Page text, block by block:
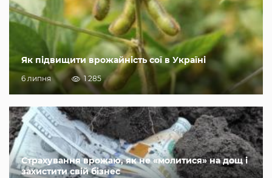
Як підвищити врожайність сої в Україні
6 липня 1 285
Страхування врожаю, як не «молитися» на дощ і
захистити свій бізнес